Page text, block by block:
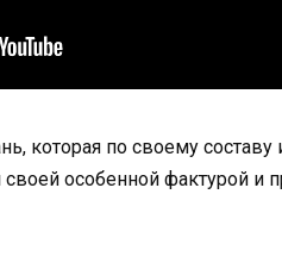
которая по своему
своей особенной фактурой